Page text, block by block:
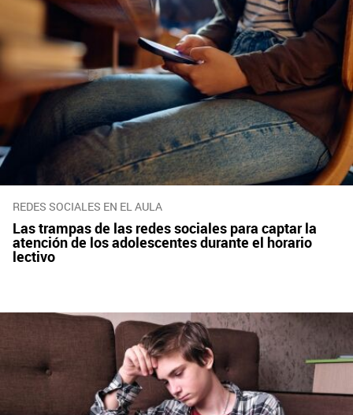
REDES SOCIALES EN EL AULA
Las trampas de las redes sociales para captar la
atención de los adolescentes durante el horario
lectivo